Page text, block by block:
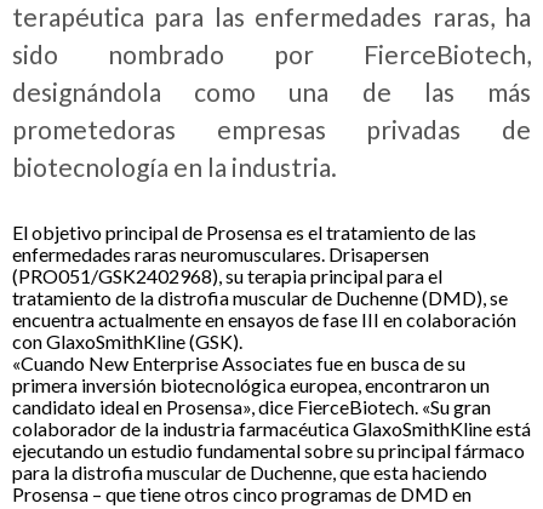
terapéutica para las enfermedades raras, ha
sido nombrado por FierceBiotech,
designándola como una de las más
prometedoras empresas privadas de
biotecnología en la industria.
El objetivo principal de Prosensa es el tratamiento de las
enfermedades raras neuromusculares. Drisapersen
(PRO051/GSK2402968), su terapia principal para el
tratamiento de la distrofia muscular de Duchenne (DMD), se
encuentra actualmente en ensayos de fase III en colaboración
con GlaxoSmithKline (GSK).
«Cuando New Enterprise Associates fue en busca de su
primera inversión biotecnológica europea, encontraron un
candidato ideal en Prosensa», dice FierceBiotech. «Su gran
colaborador de la industria farmacéutica GlaxoSmithKline está
ejecutando un estudio fundamental sobre su principal fármaco
para la distrofia muscular de Duchenne, que esta haciendo
Prosensa – que tiene otros cinco programas de DMD en